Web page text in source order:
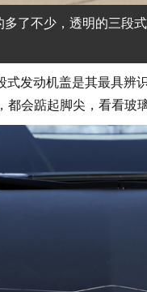
了不少，透明的三段
发动机盖是其最具辨
会踮起脚尖，看看玻